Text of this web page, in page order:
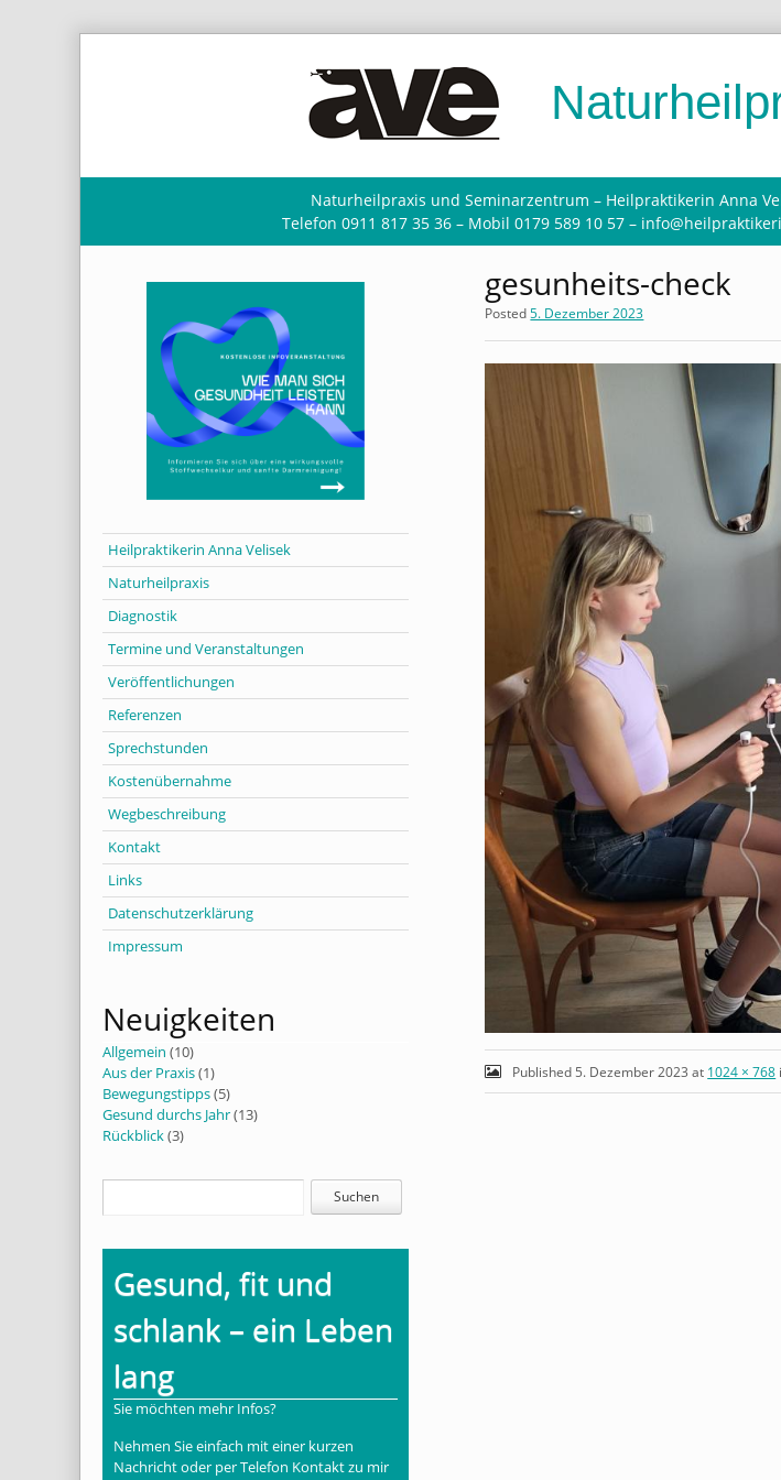
Naturheilpraxis und Seminarzentrum – Heilpraktikerin Anna
Telefon 0911 817 35 36 – Mobil 0179 589 10 57 –
gesunheits-check
Posted5. Dezember 2023
Published 5. Dezember 2023 at 1024 × 768
Heilpraktikerin Anna Velisek
Naturheilpraxis
Diagnostik
Termine und Veranstaltungen
Veröffentlichungen
Referenzen
Sprechstunden
Kostenübernahme
Wegbeschreibung
Kontakt
Links
Datenschutzerklärung
Impressum
Neuigkeiten
Allgemein (10)
Aus der Praxis(1)
Bewegungstipps(5)
Gesund durchs Jahr(13)
Rückblick(3)
Gesund, fit und
schlank – ein Leben
lang
Sie möchten mehr Infos?
Nehmen Sie einfach mit einer kurzen
Nachricht oder per Telefon Kontakt zu mir